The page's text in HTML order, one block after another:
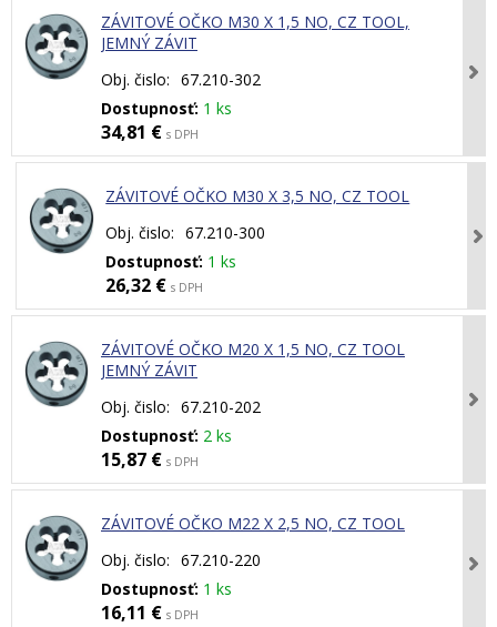
ZÁVITOVÉ OČKO M30 X 1,5 NO, CZ TOOL,
JEMNÝ ZÁVIT
Obj. čislo: 67.210-302
Dostupnosť: 1 ks
34,81 € s DPH
ZÁVITOVÉ OČKO M30 X 3,5 NO, CZ TOOL
Obj. čislo: 67.210-300
Dostupnosť: 1 ks
26,32 € s DPH
ZÁVITOVÉ OČKO M20 X 1,5 NO, CZ TOOL
JEMNÝ ZÁVIT
Obj. čislo: 67.210-202
Dostupnosť: 2 ks
15,87 € s DPH
ZÁVITOVÉ OČKO M22 X 2,5 NO, CZ TOOL
Obj. čislo: 67.210-220
Dostupnosť: 1 ks
16,11 € s DPH